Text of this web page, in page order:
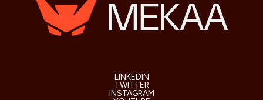
LINKEDIN
TWITTER
INSTAGRAM